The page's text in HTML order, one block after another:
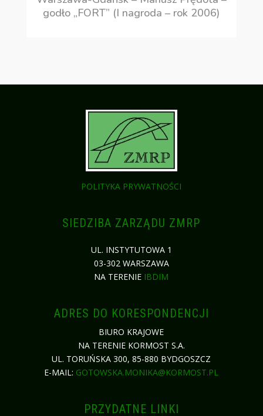
godło „FORT” (I nagroda – rok 2006)
POLITYKA PRYWATNOŚCI
SIEDZIBA ZARZĄDU ZMRP
UL. INSTYTUTOWA 1
03-302 WARSZAWA
NA TERENIE IBDIM
ADRES DO KORESPONDENCJI
BIURO KRAJOWE
NA TERENIE KORMOST S.A.
UL. TORUŃSKA 300, 85-880 BYDGOSZCZ
E-MAIL: GOTOWSKA.MONIKA@KORMOST.PL
PRZYDATNE LINKI